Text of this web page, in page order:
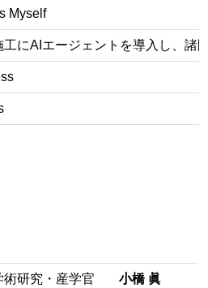
Myself
工にAIエージェントを導入し、諸
研究・産学官
小橋 眞